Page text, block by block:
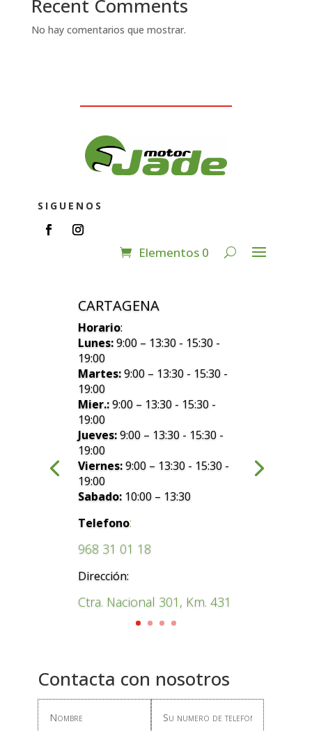
Recent Comments
No hay comentarios que mostrar.
SIGUENOS
Elementos 0
CARTAGENA
Horario:
Lunes:9:00 – 13:30 - 15:30 -
19:00
Martes:9:00 – 13:30 - 15:30 -
19:00
Mier.:9:00 – 13:30 - 15:30 -
19:00
Jueves:9:00 – 13:30 - 15:30 -
19:00
Viernes:9:00 – 13:30 - 15:30 -
19:00
Sabado: 10:00 – 13:30
Telefono:
968 31 01 18
Dirección:
Ctra. Nacional 301, Km. 431
Contacta con nosotros